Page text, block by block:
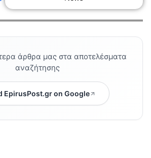
άρθρα μας στα αποτελέσματα
αναζήτησης
EpirusPost.gr on Google